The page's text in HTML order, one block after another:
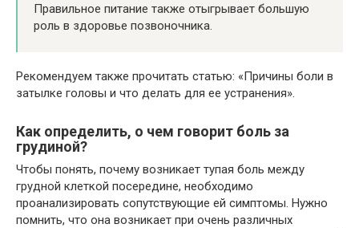
Правильное питание также отыгрывает большую
роль в здоровье позвоночника.
Рекомендуем также прочитать статью: «Причины боли в
затылке головы и что делать для ее устранения».
Как определить, о чем говорит боль за
грудиной?
Чтобы понять, почему возникает тупая боль между
грудной клеткой посередине, необходимо
проанализировать сопутствующие ей симптомы. Нужно
помнить, что она возникает при очень различных